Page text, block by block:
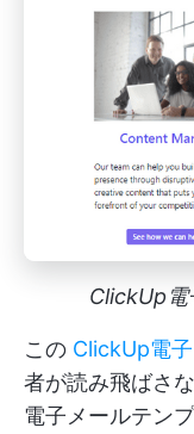
ClickUp電
この ClickUp電
者が読み飛ばさ
電子メールテン